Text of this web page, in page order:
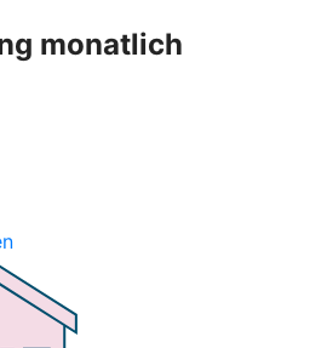
monatlich